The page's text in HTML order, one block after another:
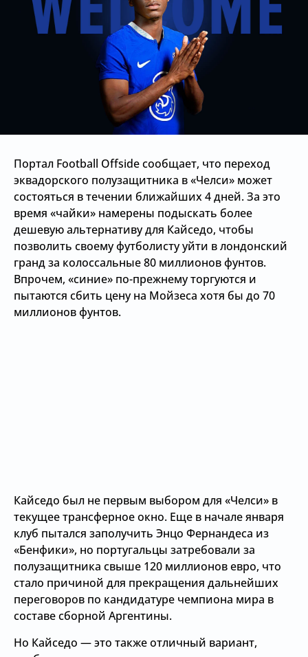
Портал Football Offside сообщает, что переход
эквадорского полузащитника в «Челси» может
состояться в течении ближайших 4 дней. За это
время «чайки» намерены подыскать более
дешевую альтернативу для Кайседо, чтобы
позволить своему футболисту уйти в лондонский
гранд за колоссальные 80 миллионов фунтов.
Впрочем, «синие» по-прежнему торгуются и
пытаются сбить цену на Мойзеса хотя бы до 70
миллионов фунтов.
Кайседо был не первым выбором для «Челси» в
текущее трансферное окно. Еще в начале января
клуб пытался заполучить Энцо Фернандеса из
«Бенфики», но португальцы затребовали за
полузащитника свыше 120 миллионов евро, что
стало причиной для прекращения дальнейших
переговоров по кандидатуре чемпиона мира в
составе сборной Аргентины.
Но Кайседо — это также отличный вариант,